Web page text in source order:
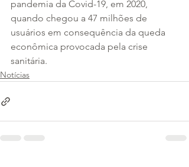
pandemia da Covid-19, em 2020,
quando chegou a 47 milhões de
usuários em consequência da queda
econômica provocada pela crise
sanitária.
Notícias